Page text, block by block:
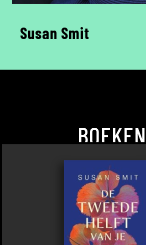
Susan Smit
BOEKEN